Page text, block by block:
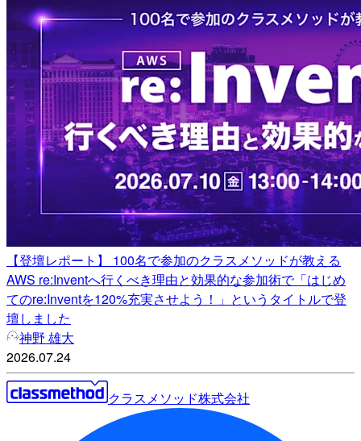
【登壇レポート】 100名で参加のクラスメソッドが教える
AWS re:Inventへ行くべき理由と効果的な参加術で「はじめ
てのre:Inventを120%充実させよう！」というタイトルで登
壇しました
神野 雄大
2026.07.24
クラスメソッド株式会社